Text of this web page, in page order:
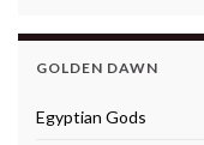
GOLDEN DAWN
Egyptian Gods